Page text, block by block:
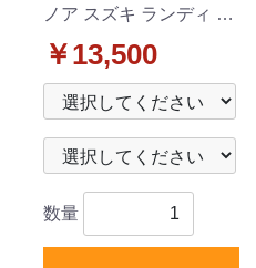
ノア スズキ ランディ 90
チェック柄シリーズ 社
外新品
￥13,500
数量